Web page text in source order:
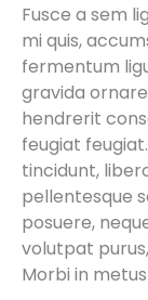
Fusce a sem
mi quis,
fermentum
gravida
hendrerit
feugiat
tincidunt,
pellentesque
posuere,
volutpat
Morbi in